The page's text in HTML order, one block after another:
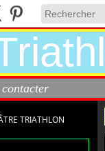
TRIATHLON